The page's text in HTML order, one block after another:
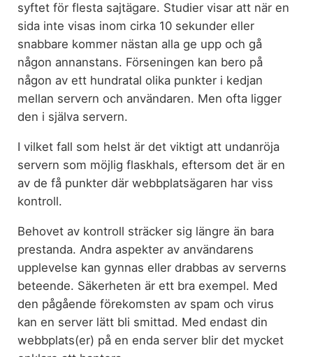
syftet för flesta sajtägare. Studier visar att när en
sida inte visas inom cirka 10 sekunder eller
snabbare kommer nästan alla ge upp och gå
någon annanstans. Förseningen kan bero på
någon av ett hundratal olika punkter i kedjan
mellan servern och användaren. Men ofta ligger
den i själva servern.
I vilket fall som helst är det viktigt att undanröja
servern som möjlig flaskhals, eftersom det är en
av de få punkter där webbplatsägaren har viss
kontroll.
Behovet av kontroll sträcker sig längre än bara
prestanda. Andra aspekter av användarens
upplevelse kan gynnas eller drabbas av serverns
beteende. Säkerheten är ett bra exempel. Med
den pågående förekomsten av spam och virus
kan en server lätt bli smittad. Med endast din
webbplats(er) på en enda server blir det mycket